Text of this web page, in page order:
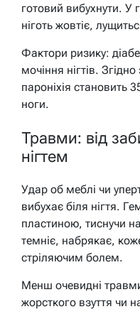
готовий вибухнути. У
ніготь жовтіє,
Фактори ризику:
мочіння нігтів.
пароніхія становить
ноги.
Травми: від
нігтем
Удар об меблі чи
вибухає біля нігтя.
пластиною, тиснучи
темніє, набрякає,
стріляючим болем.
Менш очевидні
жорсткого взуття чи